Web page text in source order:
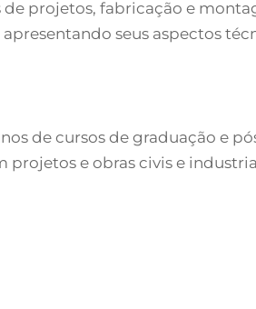
projetos, fabricação e
seus aspectos
de cursos de graduação e
e obras civis e